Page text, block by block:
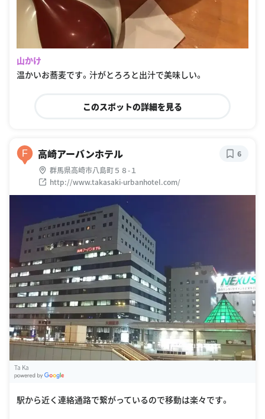
山かけ
温かいお蕎麦です。汁がとろろと出汁で美味しい。
このスポットの詳細を見る
F 高崎アーバンホテル
群馬県高崎市八島町５８-１
http://www.takasaki-urbanhotel.com/
6
Ta Ka
駅から近く連絡通路で繋がっているので移動は楽々です。